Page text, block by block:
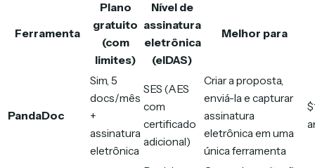
Ferramenta
Plano
gratuito
(com
limites)
Nível de
assinatura
eletrônica
(eIDAS)
Melhor para
PandaDoc
Sim, 5
docs/mês
+
assinatura
eletrônica
SES (AES
com
certificado
adicional)
Criar a proposta,
enviá-la e capturar
assinatura
eletrônica em uma
única ferramenta